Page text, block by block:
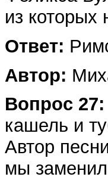
из которых
Ответ:
Автор:
Вопрос 27:
кашель и
Автор
мы